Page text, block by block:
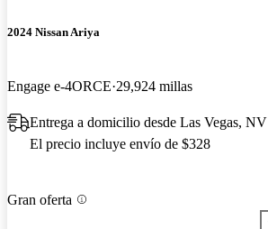
2024 Nissan Ariya
Engage e-4ORCE 29,924 millas
Entrega a domicilio desde Las Vegas, NV
El precio incluye envío de $328
Gran oferta